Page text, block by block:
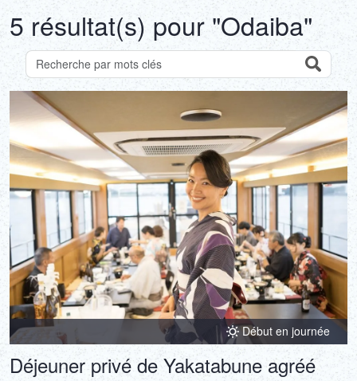
中文(简体)
中文(繁體/正體)
한글
ภาษาไทย
DEUTSCH
ITALIANO
ESPAÑOL
FRANÇAIS
Email
Copy URL
5 résultat(s) pour "Odaiba"
Search
Recherche des attractions par mots-clés
Début en journée
Déjeuner privé de Yakatabune agréé